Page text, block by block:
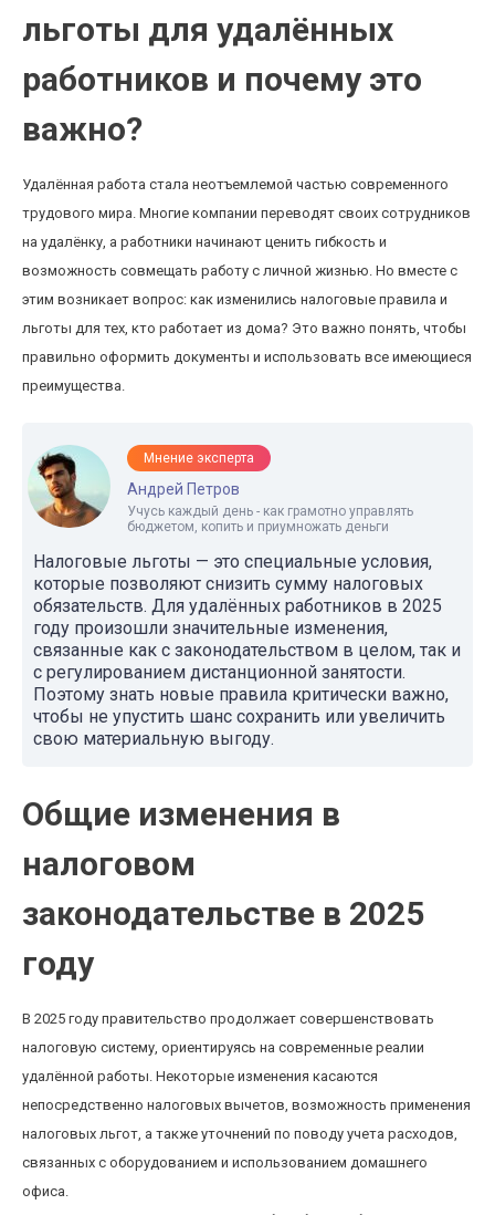
льготы для удалённых
работников и почему это
важно?
Удалённая работа стала неотъемлемой частью современного
трудового мира. Многие компании переводят своих сотрудников
на удалёнку, а работники начинают ценить гибкость и
возможность совмещать работу с личной жизнью. Но вместе с
этим возникает вопрос: как изменились налоговые правила и
льготы для тех, кто работает из дома? Это важно понять, чтобы
правильно оформить документы и использовать все имеющиеся
преимущества.
Мнение эксперта
Андрей Петров
Учусь каждый день - как грамотно управлять
бюджетом, копить и приумножать деньги
Налоговые льготы — это специальные условия,
которые позволяют снизить сумму налоговых
обязательств. Для удалённых работников в 2025
году произошли значительные изменения,
связанные как с законодательством в целом, так и
с регулированием дистанционной занятости.
Поэтому знать новые правила критически важно,
чтобы не упустить шанс сохранить или увеличить
свою материальную выгоду.
Общие изменения в
налоговом
законодательстве в 2025
году
В 2025 году правительство продолжает совершенствовать
налоговую систему, ориентируясь на современные реалии
удалённой работы. Некоторые изменения касаются
непосредственно налоговых вычетов, возможность применения
налоговых льгот, а также уточнений по поводу учета расходов,
связанных с оборудованием и использованием домашнего
офиса.